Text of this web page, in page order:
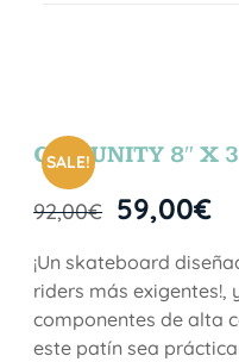
SALE!
COMUNITY 8″ X
92,00€ 59,00€
¡Un skateboard
riders más exigentes!,
componentes de alta
este patín sea